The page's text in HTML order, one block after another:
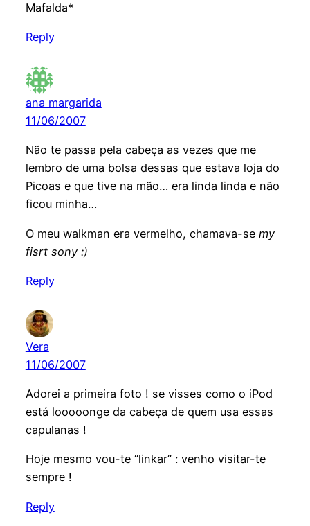
Mafalda*
Reply
ana margarida
11/06/2007
Não te passa pela cabeça as vezes que me
lembro de uma bolsa dessas que estava loja do
Picoas e que tive na mão… era linda linda e não
ficou minha…
O meu walkman era vermelho, chamava-se my
fisrt sony:)
Reply
Vera
11/06/2007
Adorei a primeira foto ! se visses como o iPod
está looooonge da cabeça de quem usa essas
capulanas !
Hoje mesmo vou-te “linkar” : venho visitar-te
sempre !
Reply